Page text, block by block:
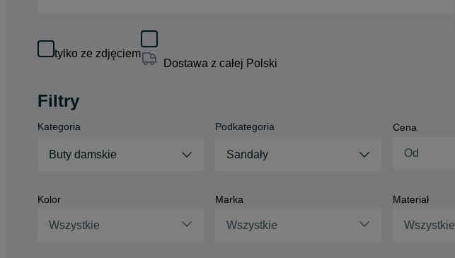
tylko ze zdjęciem
Dostawa z całej Polski
Filtry
Kategoria
Buty damskie
Podkategoria
Sandały
Cena
Kolor
Wszystkie
Marka
Wszystkie
Materiał
Wszystkie